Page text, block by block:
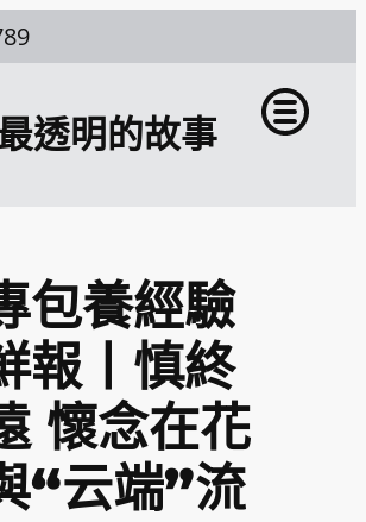
透明的故事
包養經驗
報丨慎終
懷念在花
“云端”流